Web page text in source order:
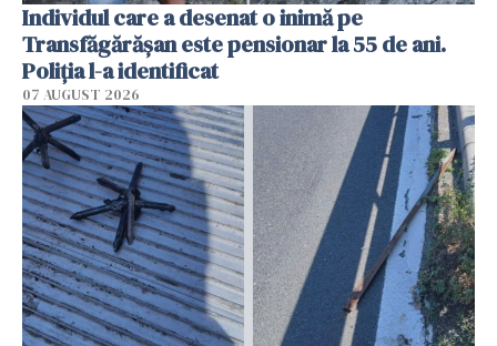
Individul care a desenat o inimă pe
Transfăgărășan este pensionar la 55 de ani.
Poliția l-a identificat
07 AUGUST 2026